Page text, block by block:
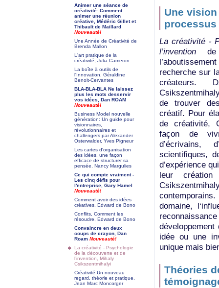
Animer une séance de
créativité: Comment
animer une réunion
créative, Médéric Gillet et
Thibault de Maillard
Nouveauté!
Une Année de Créativité de
Brenda Mallon
L'art pratique de la
créativité, Julia Cameron
La boîte à outils de
l'Innovation, Géraldine
Benoit-Cervantes
BLA-BLA-BLA Ne laissez
plus les mots desservir
vos idées, Dan ROAM
Nouveauté!
Business Model nouvelle
génération: Un guide pour
visionnaires,
révolutionnaires et
challengers par Alexander
Osterwalder, Yves Pigneur
Les cartes d'organisation
des idées, une façon
efficace de structurer sa
pensée, Nancy Margulies
Ce qui compte vraiment -
Les cinq défis pour
l'entreprise, Gary Hamel
Nouveauté!
Comment avoir des idées
créatives, Edward de Bono
Conflits, Comment les
résoudre, Edward de Bono
Convaincre en deux
coups de crayon, Dan
Roam Nouveauté!
La créativité - Psychologie
de la découverte et de
l’invention, Mihaly
Csikszentmihalyi
Créativité Un nouveau
regard, théorie et pratique,
Jean Marc Moncorger
Une
La créativité -
l’invention de
recherche sur
créateurs.
de trouver
créatif. Pour
de créativité,
façon de
d’écrivains,
scientifiques,
d’expérience
leur
domaine,
idée ou une
unique mais
Théories